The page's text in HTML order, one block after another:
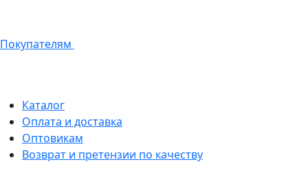
Покупателям
Каталог
Оплата и доставка
Оптовикам
Возврат и претензии по качеству